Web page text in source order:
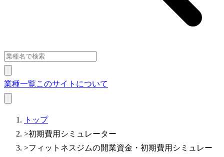
業種一覧このサイトについて
トップ
>初期費用シミュレーター
>フィットネスジムの開業資金・初期費用シミュレー